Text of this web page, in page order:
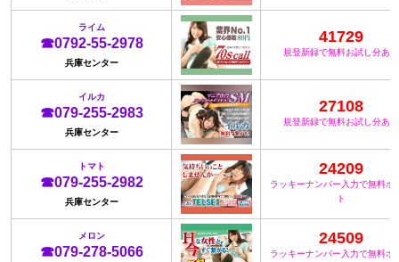
ライム
☎0792-55-2978
兵庫センター
41729
規登新録で無料お試し分あり
イルカ
☎079-255-2983
兵庫センター
27108
規登新録で無料お試し分あり
トマト
☎079-255-2982
兵庫センター
24209
ラッキーナンバー入力で無料ポ
ト
メロン
☎079-278-5066
24509
ラッキーナンバー入力で無料ポ